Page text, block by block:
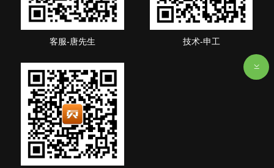
客服-唐先生 技术-申工